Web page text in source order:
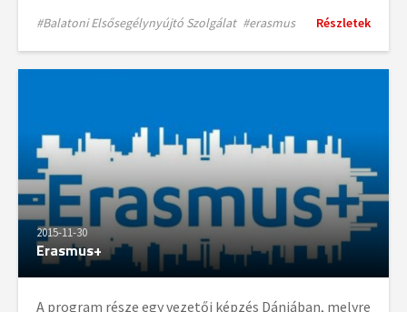
#Balatoni Elsősegélynyújtó Szolgálat #erasmus Részletek
2015-11-30
Erasmus+
A program része egy vezetői képzés Dániában, melyre